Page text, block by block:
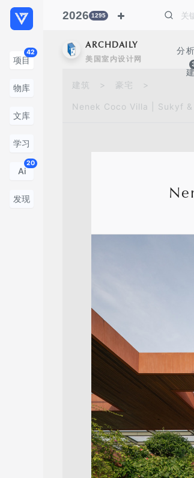
项目
42
物库
文库
学习
Ai
20
发现
2026 1295
ARCHDAILY
美国室内设计网
分析
建筑 > 豪宅 >
Nenek Coco Villa | Sukyf